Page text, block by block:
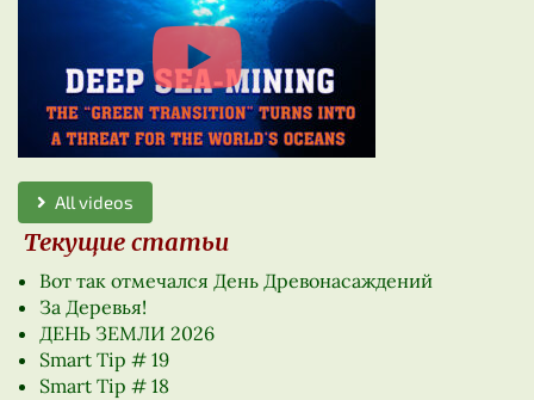
All videos
Текущие статьи
Вот так отмечался День Древонасаждений
За Деревья!
ДЕНЬ ЗЕМЛИ 2026
Smart Tip # 19
Smart Tip # 18